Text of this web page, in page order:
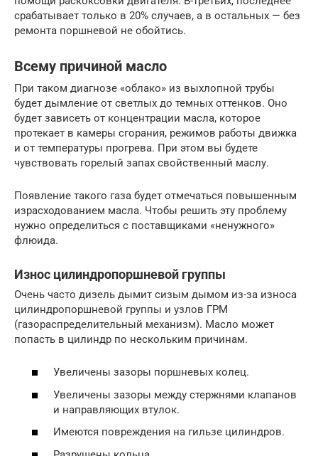
срабатывает только в 20% случаев, а в остальных — без
ремонта поршневой не обойтись.
Всему причиной масло
При таком диагнозе «облако» из выхлопной трубы
будет дымление от светлых до темных оттенков. Оно
будет зависеть от концентрации масла, которое
протекает в камеры сгорания, режимов работы движка
и от температуры прогрева. При этом вы будете
чувствовать горелый запах свойственный маслу.
Появление такого газа будет отмечаться повышенным
израсходованием масла. Чтобы решить эту проблему
нужно определиться с поставщиками «ненужного»
флюида.
Износ цилиндропоршневой группы
Очень часто дизель дымит сизым дымом из-за износа
цилиндропоршневой группы и узлов ГРМ
(газораспределительный механизм). Масло может
попасть в цилиндр по нескольким причинам.
Увеличены зазоры поршневых колец.
Увеличены зазоры между стержнями клапанов
и направляющих втулок.
Имеются повреждения на гильзе цилиндров.